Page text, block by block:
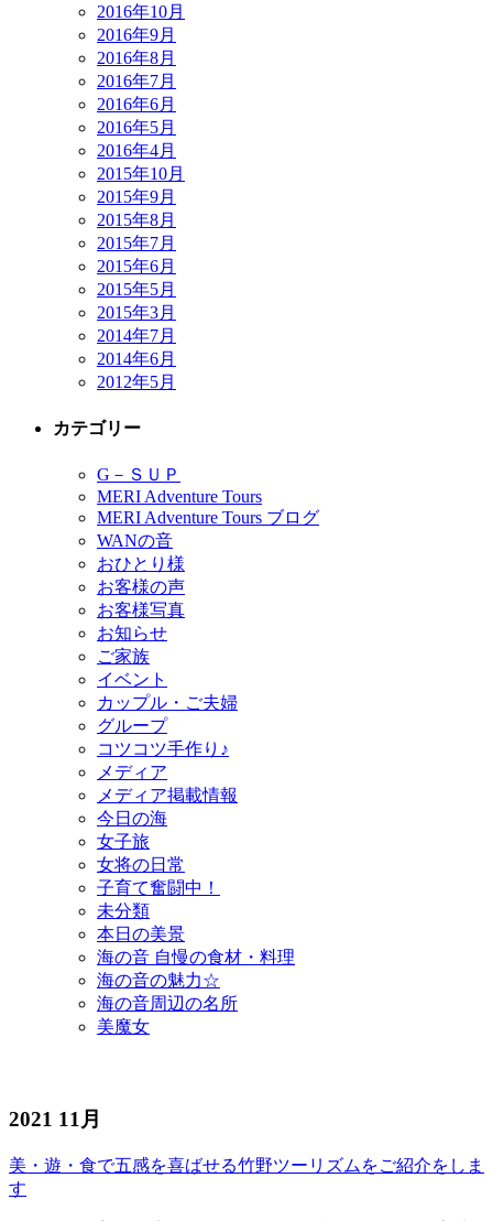
2016年10月
2016年9月
2016年8月
2016年7月
2016年6月
2016年5月
2016年4月
2015年10月
2015年9月
2015年8月
2015年7月
2015年6月
2015年5月
2015年3月
2014年7月
2014年6月
2012年5月
カテゴリー
G－ＳＵＰ
MERI Adventure Tours
MERI Adventure Tours ブログ
WANの音
おひとり様
お客様の声
お客様写真
お知らせ
ご家族
イベント
カップル・ご夫婦
グループ
コツコツ手作り♪
メディア
メディア掲載情報
今日の海
女子旅
女将の日常
子育て奮闘中！
未分類
本日の美景
海の音 自慢の食材・料理
海の音の魅力☆
海の音周辺の名所
美魔女
2021 11月
美・遊・食で五感を喜ばせる竹野ツーリズムをご紹介をしま
す